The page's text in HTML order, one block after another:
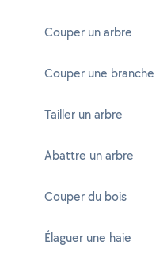
Couper un arbre
Couper une branche
Tailler un arbre
Abattre un arbre
Couper du bois
Élaguer une haie